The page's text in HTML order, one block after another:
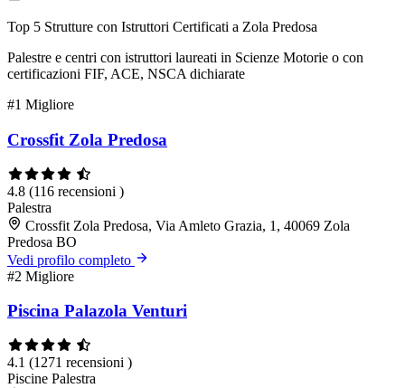
Top 5 Strutture con Istruttori Certificati a Zola Predosa
Palestre e centri con istruttori laureati in Scienze Motorie o con
certificazioni FIF, ACE, NSCA dichiarate
#1 Migliore
Crossfit Zola Predosa
4.8 (116 recensioni )
Palestra
Crossfit Zola Predosa, Via Amleto Grazia, 1, 40069 Zola
Predosa BO
Vedi profilo completo
#2 Migliore
Piscina Palazola Venturi
4.1 (1271 recensioni )
Piscine Palestra